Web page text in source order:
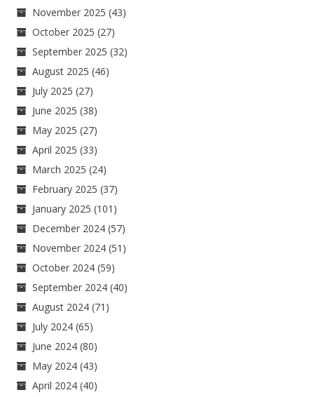
November 2025 (43)
October 2025 (27)
September 2025 (32)
August 2025 (46)
July 2025 (27)
June 2025 (38)
May 2025 (27)
April 2025 (33)
March 2025 (24)
February 2025 (37)
January 2025 (101)
December 2024 (57)
November 2024 (51)
October 2024 (59)
September 2024 (40)
August 2024 (71)
July 2024 (65)
June 2024 (80)
May 2024 (43)
April 2024 (40)